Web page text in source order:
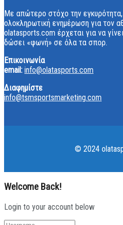
Με απώτερο στόχο την εγκυρότητα,
ολοκληρωτική ενημέρωση για τον
olatasports.com έρχεται για να
δώσει «φωνή» σε όλα τα σπορ.
Επικοινωνία
email: info@olatasports.com
Διαφημίστε
info@tsmsportsmarketing.com
© 2024
Welcome Back!
Login to your account below